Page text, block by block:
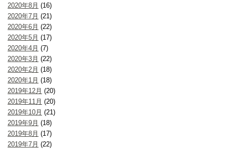
2020年8月 (16)
2020年7月 (21)
2020年6月 (22)
2020年5月 (17)
2020年4月 (7)
2020年3月 (22)
2020年2月 (18)
2020年1月 (18)
2019年12月 (20)
2019年11月 (20)
2019年10月 (21)
2019年9月 (18)
2019年8月 (17)
2019年7月 (22)